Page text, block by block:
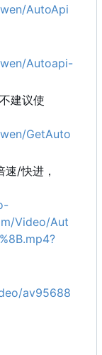
AutoApi
Autoapi-
建议使
GetAuto
/快进，
Video/Aut
av95688